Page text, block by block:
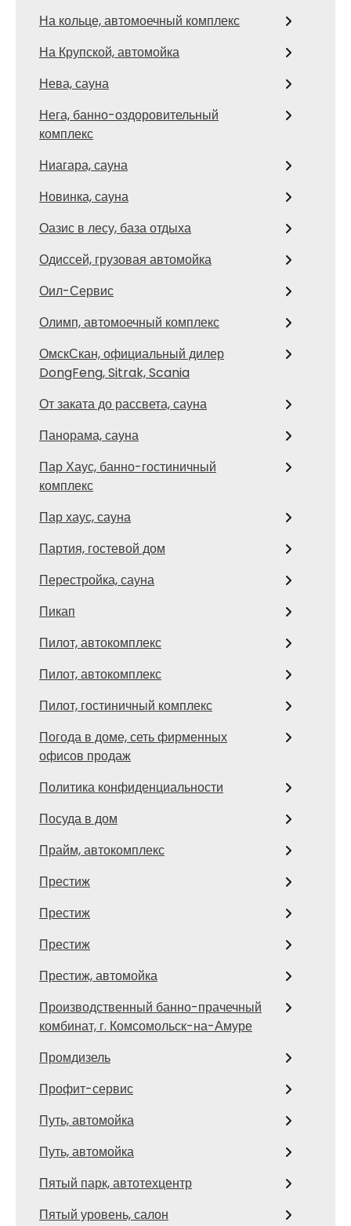
На кольце, автомоечный комплекс
На Крупской, автомойка
Нева, сауна
Нега, банно-оздоровительный
комплекс
Ниагара, сауна
Новинка, сауна
Оазис в лесу, база отдыха
Одиссей, грузовая автомойка
Оил-Сервис
Олимп, автомоечный комплекс
ОмскСкан, официальный дилер
DongFeng, Sitrak, Scania
От заката до рассвета, сауна
Панорама, сауна
Пар Хаус, банно-гостиничный
комплекс
Пар хаус, сауна
Партия, гостевой дом
Перестройка, сауна
Пикап
Пилот, автокомплекс
Пилот, автокомплекс
Пилот, гостиничный комплекс
Погода в доме, сеть фирменных
офисов продаж
Политика конфиденциальности
Посуда в дом
Прайм, автокомплекс
Престиж
Престиж
Престиж
Престиж, автомойка
Производственный банно-прачечный
комбинат, г. Комсомольск-на-Амуре
Промдизель
Профит-сервис
Путь, автомойка
Путь, автомойка
Пятый парк, автотехцентр
Пятый уровень, салон